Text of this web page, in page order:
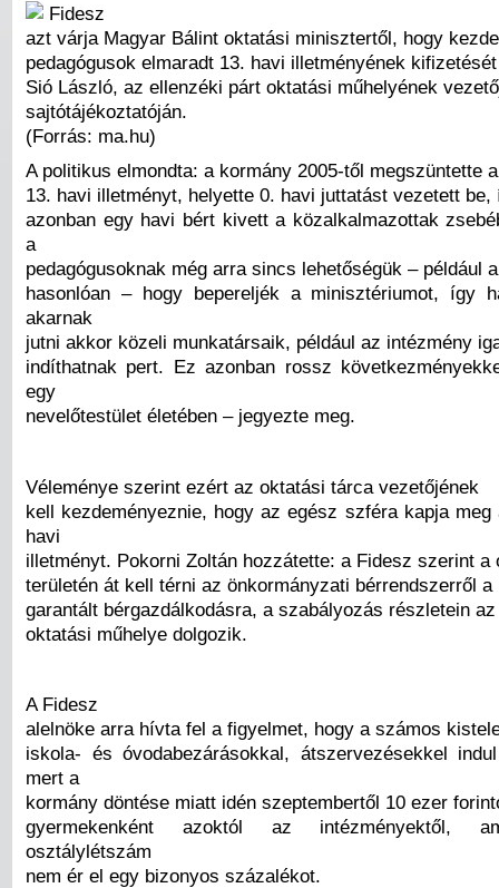
Fidesz
azt várja Magyar Bálint oktatási minisztertől, hogy
pedagógusok elmaradt 13. havi illetményének
Sió László, az ellenzéki párt oktatási műhelyének
sajtótájékoztatóján.
(Forrás: ma.hu)
A politikus elmondta: a kormány 2005-től megszüntette a
13. havi illetményt, helyette 0. havi juttatást vezetett be,
azonban egy havi bért kivett a közalkalmazottak
a
pedagógusoknak még arra sincs lehetőségük – például
hasonlóan – hogy bepereljék a minisztériumot, így
akarnak
jutni akkor közeli munkatársaik, például az intézmény
indíthatnak pert. Ez azonban rossz
egy
nevelőtestület életében – jegyezte meg.
Véleménye szerint ezért az oktatási tárca vezetőjének
kell kezdeményeznie, hogy az egész szféra kapja meg
havi
illetményt. Pokorni Zoltán hozzátette: a Fidesz szerint a
területén át kell térni az önkormányzati bérrendszerről a
garantált bérgazdálkodásra, a szabályozás részletein
oktatási műhelye dolgozik.
A Fidesz
alelnöke arra hívta fel a figyelmet, hogy a számos
iskola- és óvodabezárásokkal, átszervezésekkel
mert a
kormány döntése miatt idén szeptembertől 10 ezer
gyermekenként azoktól az intézményektől,
osztálylétszám
nem ér el egy bizonyos százalékot.